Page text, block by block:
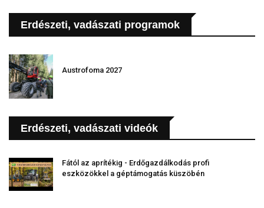
Erdészeti, vadászati programok
Austrofoma 2027
Erdészeti, vadászati videók
Fától az aprítékig - Erdőgazdálkodás profi
eszközökkel a géptámogatás küszöbén